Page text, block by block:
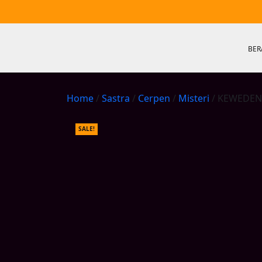
to
Home/ Sastra / Cerpen / Misteri / KEWEDEN
SALE!